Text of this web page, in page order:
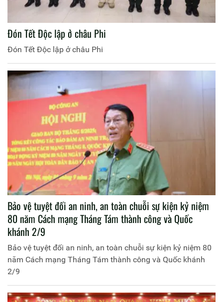
Đón Tết Độc lập ở châu Phi
Đón Tết Độc lập ở châu Phi
Bảo vệ tuyệt đối an ninh, an toàn chuỗi sự kiện kỷ niệm
80 năm Cách mạng Tháng Tám thành công và Quốc
khánh 2/9
Bảo vệ tuyệt đối an ninh, an toàn chuỗi sự kiện kỷ niệm 80
năm Cách mạng Tháng Tám thành công và Quốc khánh
2/9